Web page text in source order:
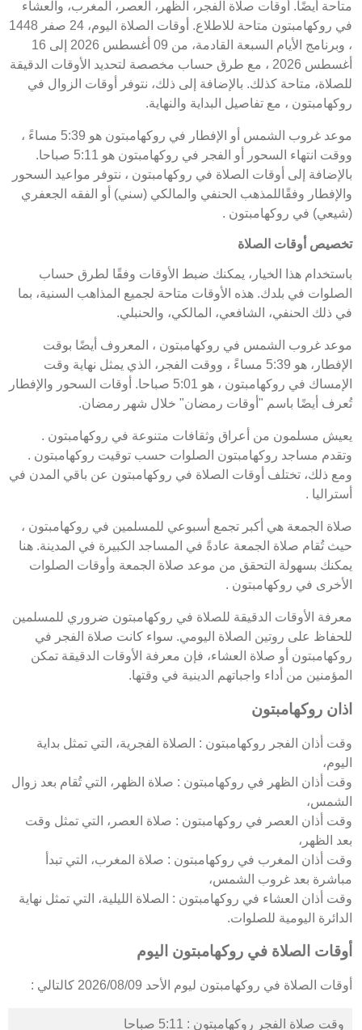
متاحة أيضًا. أوقات صلاة الفجر، الظهر، العصر، المغرب، والعشاء
في روكهامبتون متاحة للاطلاع. أوقات الصلاة اليوم، 24 صفر 1448
، وبرنامج الأيام السبعة القادمة، من 09 أغسطس 2026 إلى 16
أغسطس 2026 ، مع طرق حساب مخصصة لتحديد الأوقات الدقيقة
للصلاة، متاحة كذلك. بالإضافة إلى ذلك، نتوفر أوقات الزوال في
روكهامبتون ، مع تفاصيل البداية والنهاية.
موعد غروب الشمس أو الإفطار في روكهامبتون هو 5:39 مساءً ،
ووقت انتهاء السحور أو الفجر في روكهامبتون هو 5:11 صباحا.
بالإضافة إلى أوقات الصلاة في روكهامبتون ، نتوفر مواعيد السحور
والإفطار وفقًاللمذهب الحنفي والمالكي (سني) أو الفقه الجعفري
(شيعي) في روكهامبتون .
تخصيص أوقات الصلاة
باستخدام هذا الخيار، يمكنك ضبط الأوقات وفقًا لطرق حساب
الصلوات في بلدك. هذه الأوقات متاحة لجميع المذاهب السنية، بما
في ذلك الحنفي، الشافعي، المالكي، والحنبلي.
موعد غروب الشمس في روكهامبتون ، المعروف أيضًا بوقت
الإفطار، هو 5:39 مساءً ، ووقت الفجر، الذي يمثل نهاية وقت
الإمساك في روكهامبتون ، هو 5:01 صباحا. أوقات السحور والإفطار
تُعرف أيضًا باسم "أوقات رمضان" خلال شهر رمضان.
يعيش مسلمون من أعراق وثقافات متنوعة في روكهامبتون .
وتقدم مساجد روكهامبتون الصلوات حسب توقيت روكهامبتون .
ومع ذلك، تختلف أوقات الصلاة في روكهامبتون عن باقي المدن في
أستراليا .
صلاة الجمعة هي أكبر تجمع أسبوعي للمسلمين في روكهامبتون ،
حيث تُقام صلاة الجمعة عادةً في المساجد الكبيرة في المدينة. هنا
يمكنك بسهولة التحقق من موعد صلاة الجمعة وأوقات الصلوات
الأخرى في روكهامبتون .
معرفة الأوقات الدقيقة للصلاة في روكهامبتون ضروري للمسلمين
للحفاظ على روتين الصلاة اليومي. سواء كانت صلاة الفجر في
روكهامبتون أو صلاة العشاء، فإن معرفة الأوقات الدقيقة تمكن
المؤمنين من أداء واجباتهم الدينية في وقتها.
اذان روكهامبتون
وقت أذان الفجر روكهامبتون : الصلاة الفجرية، التي تمثل بداية
اليوم،
وقت أذان الظهر في روكهامبتون : صلاة الظهر، التي تُقام بعد زوال
الشمس،
وقت أذان العصر في روكهامبتون : صلاة العصر، التي تمثل وقت
بعد الظهر،
وقت أذان المغرب في روكهامبتون : صلاة المغرب، التي تبدأ
مباشرة بعد غروب الشمس،
وقت أذان العشاء في روكهامبتون : الصلاة الليلية، التي تمثل نهاية
الدائرة اليومية للصلوات.
أوقات الصلاة في روكهامبتون اليوم
أوقات الصلاة في روكهامبتون ليوم الأحد 2026/08/09 كالتالي :
وقت صلاة الفجر روكهامبتون : 5:11 صباحا